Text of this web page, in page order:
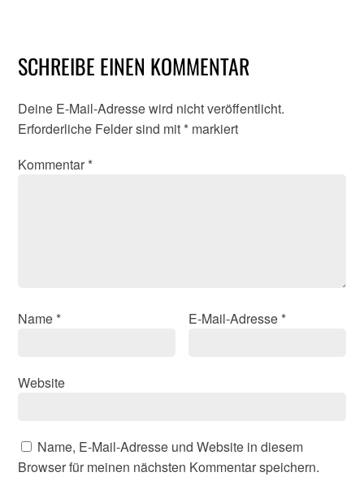
SCHREIBE EINEN KOMMENTAR
Deine E-Mail-Adresse wird nicht veröffentlicht.
Erforderliche Felder sind mit * markiert
Kommentar *
Name * E-Mail-Adresse *
Website
Name, E-Mail-Adresse und Website in diesem
Browser für meinen nächsten Kommentar speichern.